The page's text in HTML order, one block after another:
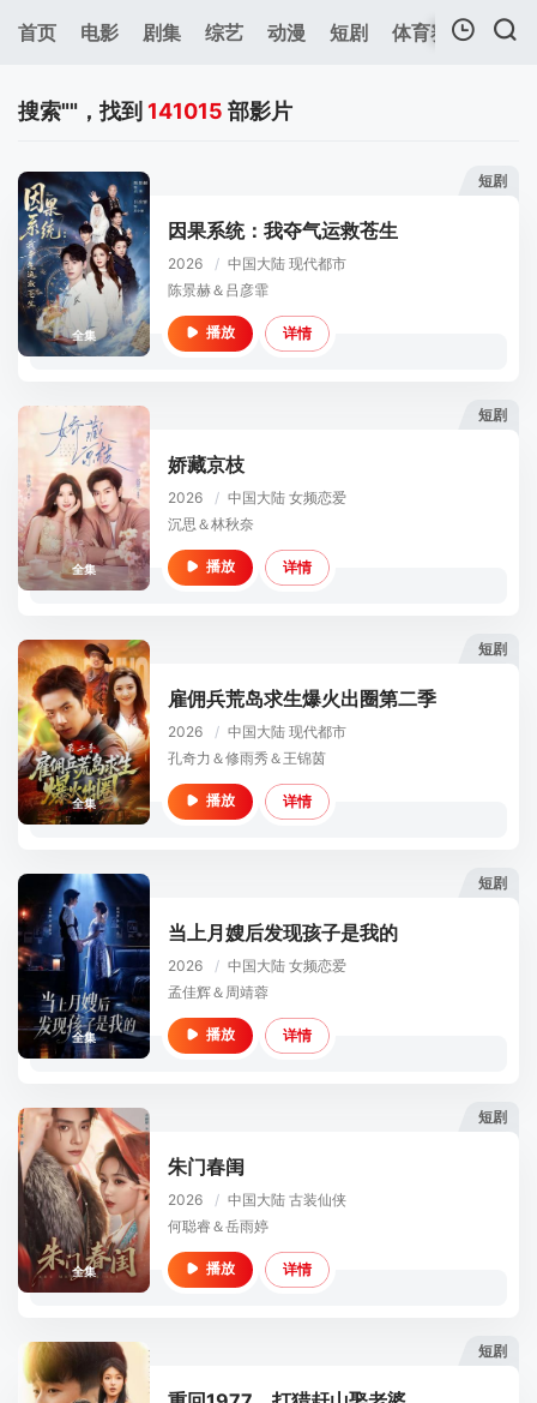
首页 电影 剧集 综艺 动漫 短剧 体育赛事 预告
搜索""，找到 141015 部影片
短剧
全集
因果系统：我夺气运救苍生
2026 / 中国大陆 现代都市
陈景赫＆吕彦霏
播放 详情
短剧
全集
娇藏京枝
2026 / 中国大陆 女频恋爱
沉思＆林秋奈
播放 详情
短剧
全集
雇佣兵荒岛求生爆火出圈第二季
2026 / 中国大陆 现代都市
孔奇力＆修雨秀＆王锦茵
播放 详情
短剧
全集
当上月嫂后发现孩子是我的
2026 / 中国大陆 女频恋爱
孟佳辉＆周靖蓉
播放 详情
短剧
全集
朱门春闺
2026 / 中国大陆 古装仙侠
何聪睿＆岳雨婷
播放 详情
短剧